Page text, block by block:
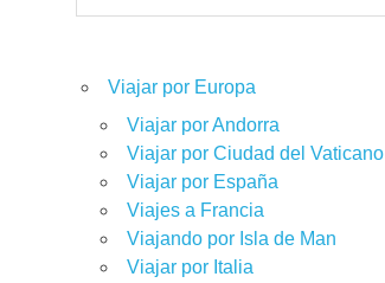
Viajar por Europa
Viajar por Andorra
Viajar por Ciudad del Vaticano
Viajar por España
Viajes a Francia
Viajando por Isla de Man
Viajar por Italia